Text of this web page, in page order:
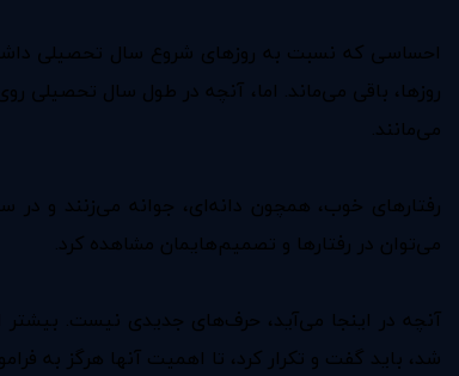
احساسی که نسبت به روزهای شروع سال تحصیلی
روزها، باقی می‌ماند. اما، آنچه در طول سال تحصیلی
می‌مانند.
رفتارهای خوب، همچون دانه‌ای، جوانه‌ می‌زنند و در
می‌توان در رفتارها و تصمیم‌هایمان مشاهده کرد.
آنچه در اینجا می‌آید، حرف‌های جدیدی نیست. بیشتر
شد، باید گفت و تکرار کرد، تا اهمیت آنها هرگز به